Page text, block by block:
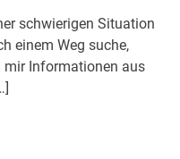
schwierigen Situation
einem Weg suche,
mir Informationen aus